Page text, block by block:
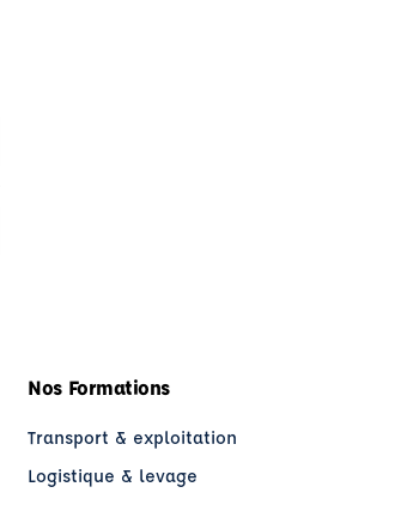
Nos Formations
Transport & exploitation
Logistique & levage